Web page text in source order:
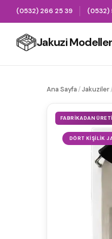
(0532) 266 25 39 (0532)
Jakuzi
Ana Sayfa /Jakuziler
FABRIKADAN
DÖRT KIŞILIK